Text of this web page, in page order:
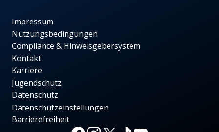
Impressum
Nutzungsbedingungen
Compliance & Hinweisgebersystem
Kontakt
Karriere
Jugendschutz
Datenschutz
Datenschutzeinstellungen
Barrierefreiheit